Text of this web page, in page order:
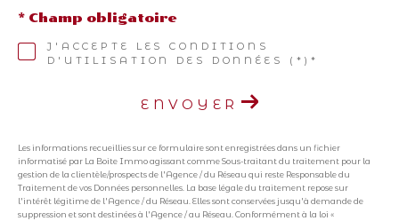
J'ACCEPTE LES CONDITIONS
D'UTILISATION DES DONNÉES (*)*
* Champ obligatoire
ENVOYER
Les informations recueillies sur ce formulaire sont enregistrées dans un fichier
informatisé par La Boite Immo agissant comme Sous-traitant du traitement pour la
gestion de la clientèle/prospects de l'Agence / du Réseau qui reste Responsable du
Traitement de vos Données personnelles. La base légale du traitement repose sur
l'intérêt légitime de l'Agence / du Réseau. Elles sont conservées jusqu'à demande de
suppression et sont destinées à l'Agence / au Réseau. Conformément à la loi «